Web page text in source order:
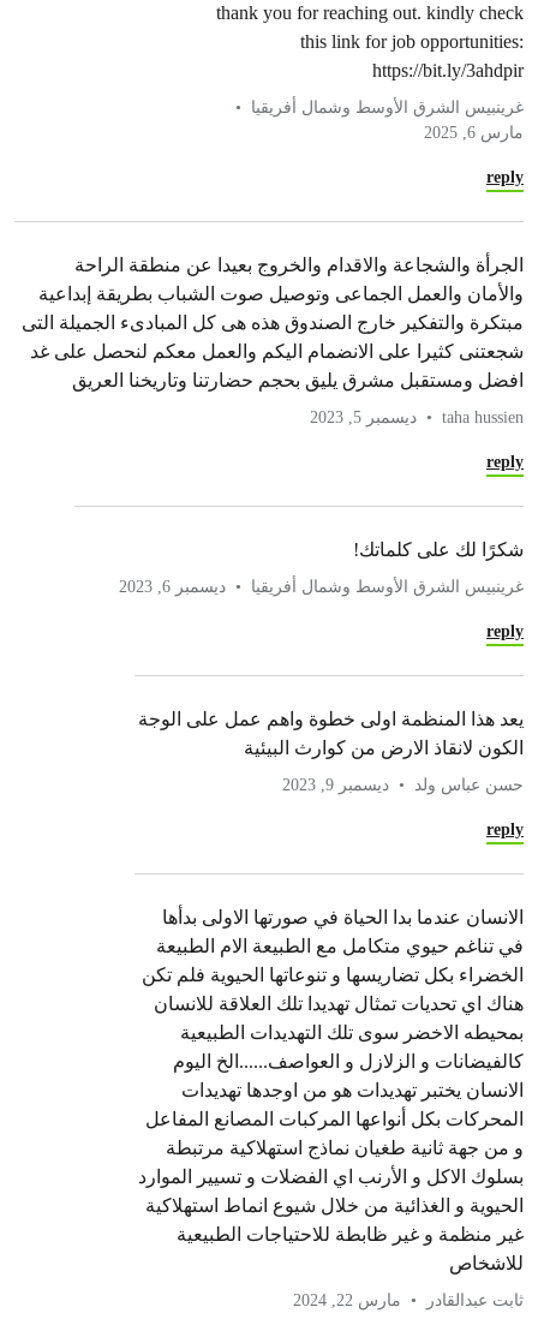
thank you for reaching out. kindly check
this link for job opportunities:
https://bit.ly/3ahdpir
غرينبيس الشرق الأوسط وشمال أفريقيا
مارس 6, 2025
reply
الجرأة والشجاعة والاقدام والخروج بعيدا عن منطقة الراحة
والأمان والعمل الجماعى وتوصيل صوت الشباب بطريقة إبداعية
مبتكرة والتفكير خارج الصندوق هذه هى كل المبادىء الجميلة التى
شجعتنى كثيرا على الانضمام اليكم والعمل معكم لنحصل على غد
افضل ومستقبل مشرق يليق بحجم حضارتنا وتاريخنا العريق
taha hussien ديسمبر 5, 2023
reply
شكرًا لك على كلماتك!
غرينبيس الشرق الأوسط وشمال أفريقيا ديسمبر 6, 2023
reply
يعد هذا المنظمة اولى خطوة واهم عمل على الوجة
الكون لانقاذ الارض من كوارث البيئية
حسن عباس ولد ديسمبر 9, 2023
reply
الانسان عندما بدا الحياة في صورتها الاولى بدأها
في تناغم حيوي متكامل مع الطبيعة الام الطبيعة
الخضراء بكل تضاريسها و تنوعاتها الحيوية فلم تكن
هناك اي تحديات تمثال تهديدا تلك العلاقة للانسان
بمحيطه الاخضر سوى تلك التهديدات الطبيعية
كالفيضانات و الزلازل و العواصف......الخ اليوم
الانسان يختبر تهديدات هو من اوجدها تهديدات
المحركات بكل أنواعها المركبات المصانع المفاعل
و من جهة ثانية طغيان نماذج استهلاكية مرتبطة
بسلوك الاكل و الأرنب اي الفضلات و تسيير الموارد
الحيوية و الغذائية من خلال شيوع انماط استهلاكية
غير منظمة و غير ظابطة للاحتياجات الطبيعية
للاشخاص
ثابت عبدالقادر مارس 22, 2024